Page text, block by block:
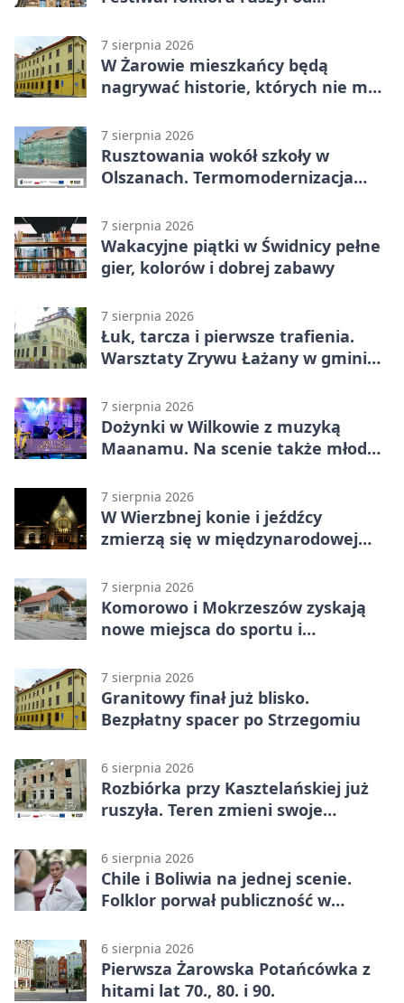
7 sierpnia 2026
W Żarowie mieszkańcy będą
nagrywać historie, których nie ma
7 sierpnia 2026
Rusztowania wokół szkoły w
Olszanach. Termomodernizacja
7 sierpnia 2026
Wakacyjne piątki w Świdnicy pełne
gier, kolorów i dobrej zabawy
7 sierpnia 2026
Łuk, tarcza i pierwsze trafienia.
Warsztaty Zrywu Łażany w gminie
7 sierpnia 2026
Dożynki w Wilkowie z muzyką
Maanamu. Na scenie także młode
7 sierpnia 2026
W Wierzbnej konie i jeźdźcy
zmierzą się w międzynarodowej
7 sierpnia 2026
Komorowo i Mokrzeszów zyskają
nowe miejsca do sportu i
7 sierpnia 2026
Granitowy finał już blisko.
Bezpłatny spacer po Strzegomiu
6 sierpnia 2026
Rozbiórka przy Kasztelańskiej już
ruszyła. Teren zmieni swoje
6 sierpnia 2026
Chile i Boliwia na jednej scenie.
Folklor porwał publiczność w
6 sierpnia 2026
Pierwsza Żarowska Potańcówka z
hitami lat 70., 80. i 90.